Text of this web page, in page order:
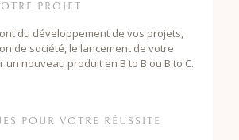
PROJET
du développement de vos projets,
de société, le lancement de votre
un nouveau produit en B to B ou B to C.
POUR VOTRE RÉUSSITE